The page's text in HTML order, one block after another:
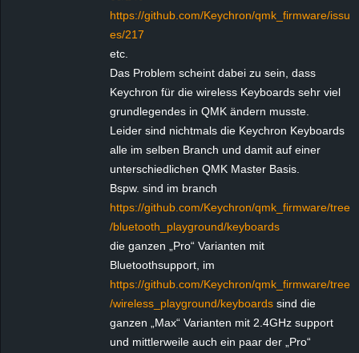
https://github.com/Keychron/qmk_firmware/issu
es/217
etc.
Das Problem scheint dabei zu sein, dass
Keychron für die wireless Keyboards sehr viel
grundlegendes in QMK ändern musste.
Leider sind nichtmals die Keychron Keyboards
alle im selben Branch und damit auf einer
unterschiedlichen QMK Master Basis.
Bspw. sind im branch
https://github.com/Keychron/qmk_firmware/tree
/bluetooth_playground/keyboards
die ganzen „Pro“ Varianten mit
Bluetoothsupport, im
https://github.com/Keychron/qmk_firmware/tree
/wireless_playground/keyboards sind die
ganzen „Max“ Varianten mit 2.4GHz support
und mittlerweile auch ein paar der „Pro“